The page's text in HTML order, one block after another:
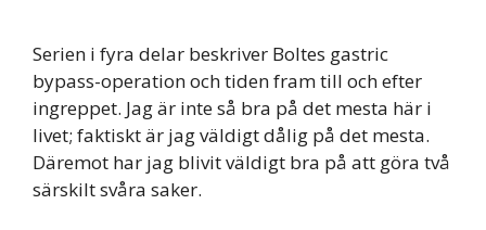
Serien i fyra delar beskriver Boltes gastric
bypass-operation och tiden fram till och efter
ingreppet. Jag är inte så bra på det mesta här i
livet; faktiskt är jag väldigt dålig på det mesta.
Däremot har jag blivit väldigt bra på att göra två
särskilt svåra saker.